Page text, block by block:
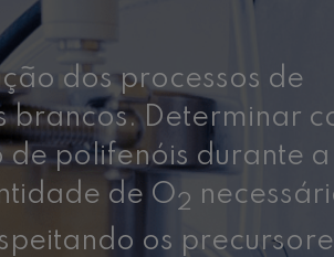
dos processos de
brancos. Determinar
polifenóis durante a
de O2
os